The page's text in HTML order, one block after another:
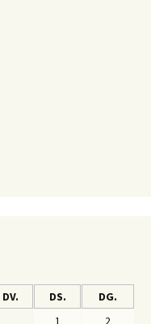
DV. DS. DG.
1
2